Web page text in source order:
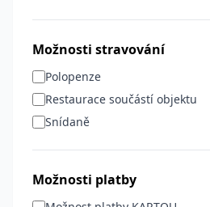
Možnosti stravování
Polopenze
Restaurace součástí objektu
Snídaně
Možnosti platby